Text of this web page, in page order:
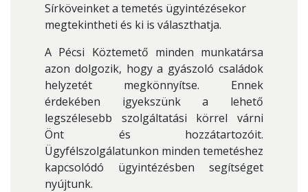
Sírköveinket a temetés ügyintézésekor
megtekintheti és ki is választhatja.
A Pécsi Köztemető minden munkatársa
azon dolgozik, hogy a gyászoló családok
helyzetét megkönnyítse. Ennek
érdekében igyekszünk a lehető
legszélesebb szolgáltatási körrel várni
Önt és hozzátartozóit.
Ügyfélszolgálatunkon minden temetéshez
kapcsolódó ügyintézésben segítséget
nyújtunk.